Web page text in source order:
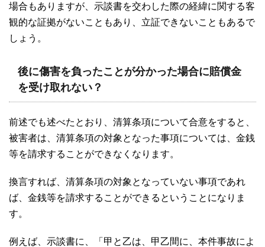
場合もありますが、示談書を交わした際の経緯に関する客
観的な証拠がないこともあり、立証できないこともあるで
しょう。
後に傷害を負ったことが分かった場合に賠償金
を受け取れない？
前述でも述べたとおり、清算条項について合意をすると、
被害者は、清算条項の対象となった事項については、金銭
等を請求することができなくなります。
換言すれば、清算条項の対象となっていない事項であれ
ば、金銭等を請求することができるということになりま
す。
例えば、示談書に、「甲と乙は、甲乙間に、本件事故によ